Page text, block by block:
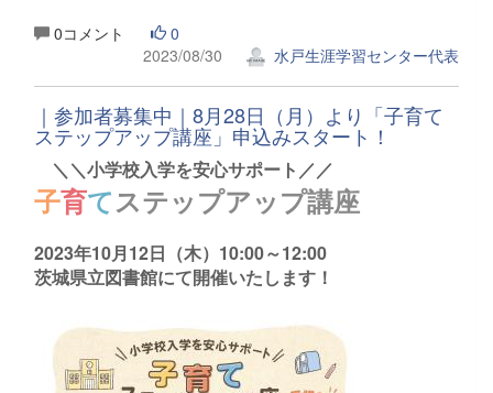
0コメント
0
2023/08/30
水戸生涯学習センター代表
｜参加者募集中｜8月28日（月）より「子育て
ステップアップ講座」申込みスタート！
＼＼小学校入学を安心サポート／／
子育てステップアップ講座
2023年10月12日（木）10:00～12:00
茨城県立図書館にて開催いたします！